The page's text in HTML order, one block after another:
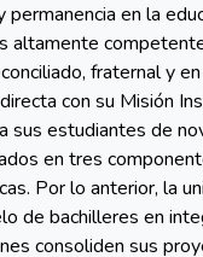
permanencia en la
altamente
fraternal y
con su Misión
sus estudiantes de
en tres
Por lo anterior, la
de bachilleres en
consoliden sus